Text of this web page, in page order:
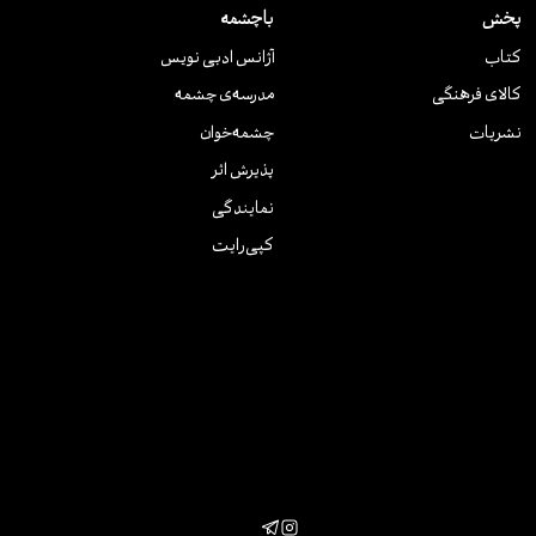
پخش
کتاب
کالای فرهنگی
نشریات
باچشمه
آژانس ادبی نویس
مدرسه‌ی چشمه
چشمه‌خوان
پذیرش اثر
نمایندگی
کپی‌رایت